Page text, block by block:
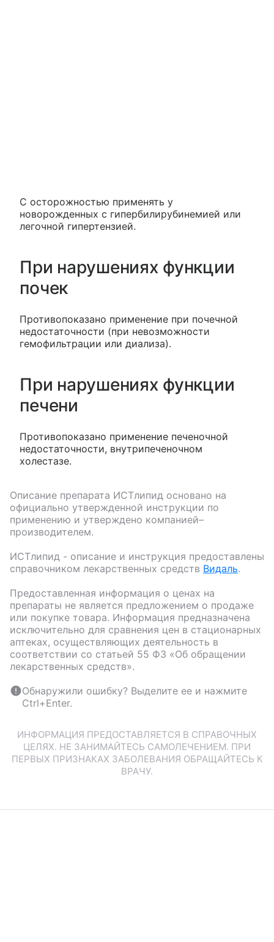
С осторожностью применять у
новорожденных с гипербилирубинемией или
легочной гипертензией.
При нарушениях функции
почек
Противопоказано применение при почечной
недостаточности (при невозможности
гемофильтрации или диализа).
При нарушениях функции
печени
Противопоказано применение печеночной
недостаточности, внутрипеченочном
холестазе.
Описание препарата ИСТлипид основано на
официально утвержденной инструкции по
применению и утверждено компанией–
производителем.
ИСТлипид - описание и инструкция предоставлены
справочником лекарственных средств Видаль.
Предоставленная информация о ценах на
препараты не является предложением о продаже
или покупке товара. Информация предназначена
исключительно для сравнения цен в стационарных
аптеках, осуществляющих деятельность в
соответствии со статьей 55 ФЗ «Об обращении
лекарственных средств».
Обнаружили ошибку? Выделите ее и нажмите
Ctrl+Enter.
ИНФОРМАЦИЯ ПРЕДОСТАВЛЯЕТСЯ В СПРАВОЧНЫХ
ЦЕЛЯХ. НЕ ЗАНИМАЙТЕСЬ САМОЛЕЧЕНИЕМ. ПРИ
ПЕРВЫХ ПРИЗНАКАХ ЗАБОЛЕВАНИЯ ОБРАЩАЙТЕСЬ К
ВРАЧУ.